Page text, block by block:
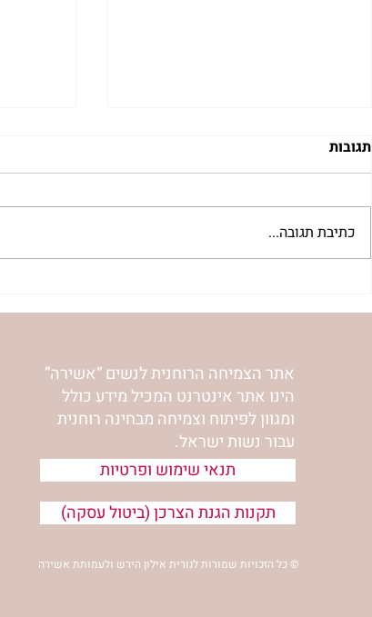
שיעור לט"ו באב | הר' ימימה
תגובות
כתיבת תגובה...
אתר הצמיחה הרוחנית לנשים “אשירה”
הינו אתר אינטרנט המכיל מידע כולל
ומגוון לפיתוח וצמיחה מבחינה רוחנית
עבור נשות ישראל.
תנאי שימוש ופרטיות
תקנות הגנת הצרכן (ביטול עסקה)
© כל הזכויות שמורות לנורית אילון הירש ולעמותת אשירה